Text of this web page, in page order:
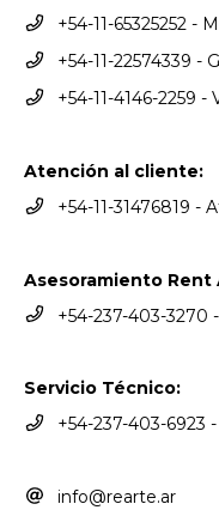
+54-11-65325252 -
+54-11-22574339 -
+54-11-4146-2259 -
Atención al cliente:
+54-11-31476819 -
Asesoramiento Rent
+54-237-403-3270
Servicio Técnico:
+54-237-403-6923
info@rearte.ar